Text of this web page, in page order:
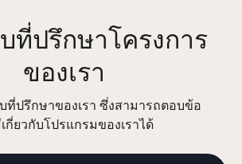
ที่ปรึกษาโครงการ
ของเรา
ที่ปรึกษาของเรา ซึ่งสามารถตอบข้อ
ยวกับโปรแกรมของเราได้